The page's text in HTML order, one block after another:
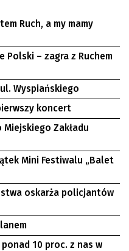
Ruch, a my mamy
Polski – zagra z Ruchem
Wyspiańskiego
koncert
Zakładu
Mini Festiwalu „Balet
oskarża policjantów
10 proc. z nas w